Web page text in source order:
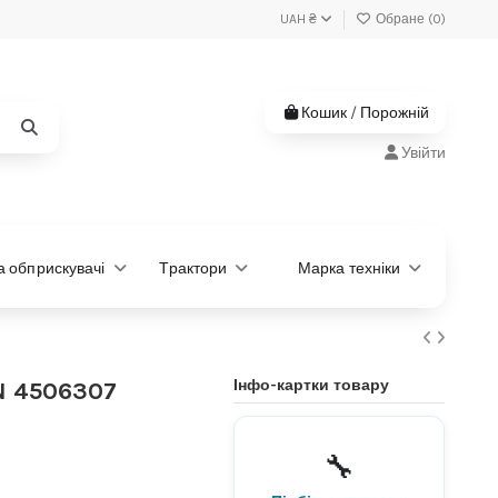
UAH ₴ Обране (0)
Кошик / Порожній
Увійти
обприскувачі Трактори Марка техніки
4506307 Інфо-картки товару
🔧
потрібна?
Підберемо за моделлю або